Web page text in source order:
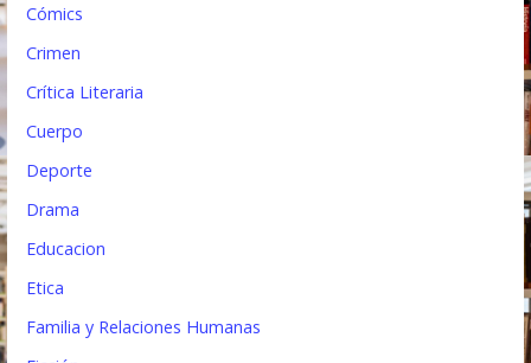
Cómics
Crimen
Crítica Literaria
Cuerpo
Deporte
Drama
Educacion
Etica
Familia y Relaciones Humanas